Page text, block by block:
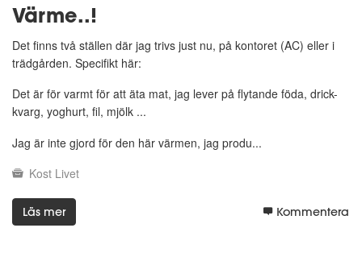
Värme..!
Det finns två ställen där jag trivs just nu, på kontoret (AC) eller i
trädgården. Specifikt här:
Det är för varmt för att äta mat, jag lever på flytande föda, drick-
kvarg, yoghurt, fil, mjölk ...
Jag är inte gjord för den här värmen, jag produ...
Kost Livet
Läs mer Kommentera